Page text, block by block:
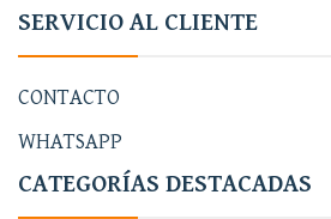
SERVICIO AL CLIENTE
CONTACTO
WHATSAPP
CATEGORÍAS DESTACADAS